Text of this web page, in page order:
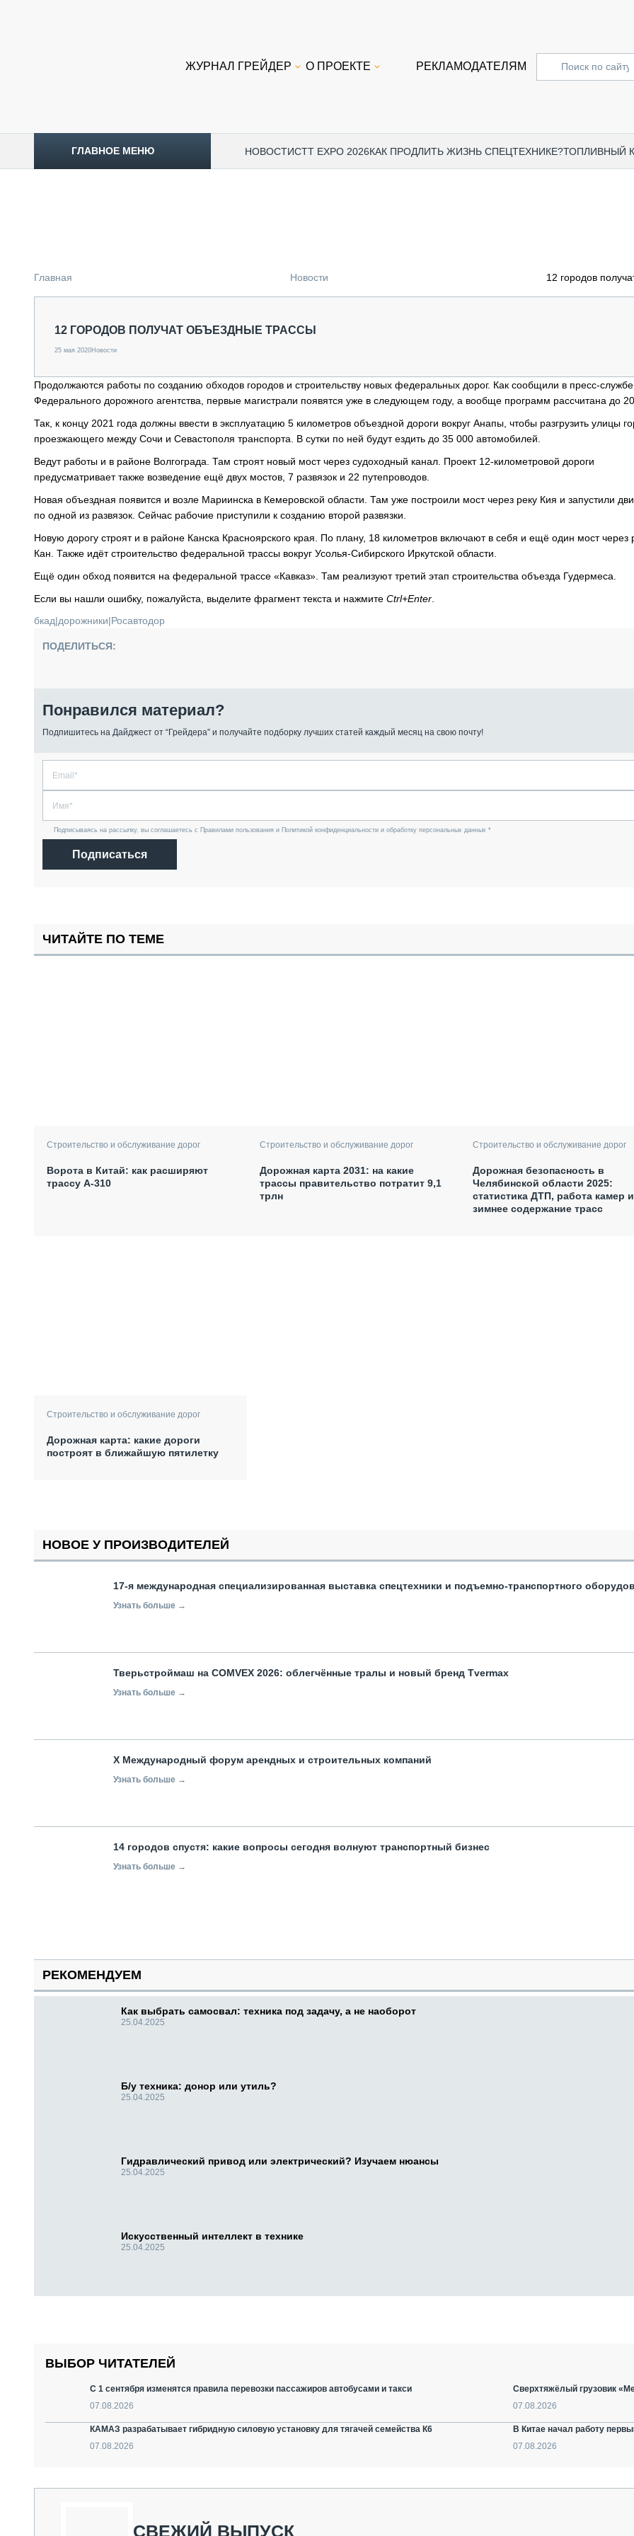
ЖУРНАЛ ГРЕЙДЕР О ПРОЕКТЕ РЕКЛАМОДАТЕЛЯМ
ГЛАВНОЕ МЕНЮ НОВОСТИCTT EXPO 2026КАК ПРОДЛИТЬ ЖИЗНЬ СПЕЦТЕХНИКЕ?ТОПЛИВНЫЙ
ОБЗОР РЫНКА
ТЕХНИКА КРУПНЫМ ПЛАНОМ
ИСПЫТАТЕЛИ
ТЕХНОЛОГИИ
ДОРОЖНАЯ ИНДУСТРИЯ
СЕРВИСМЕНЫ
МЕРОПРИЯТИЯ
Главная Новости 12 городов
12 ГОРОДОВ ПОЛУЧАТ ОБЪЕЗДНЫЕ ТРАССЫ
25 мая 2020Новости
Продолжаются работы по созданию обходов городов и строительству новых федеральных дорог. Как сообщили в пресс-службе
Федерального дорожного агентства, первые магистрали появятся уже в следующем году, а вообще программ рассчитана до
Так, к концу 2021 года должны ввести в эксплуатацию 5 километров объездной дороги вокруг Анапы, чтобы разгрузить улицы
проезжающего между Сочи и Севастополя транспорта. В сутки по ней будут ездить до 35 000 автомобилей.
Ведут работы и в районе Волгограда. Там строят новый мост через судоходный канал. Проект 12-километровой дороги
предусматривает также возведение ещё двух мостов, 7 развязок и 22 путепроводов.
Новая объездная появится и возле Мариинска в Кемеровской области. Там уже построили мост через реку Кия и запустили
по одной из развязок. Сейчас рабочие приступили к созданию второй развязки.
Новую дорогу строят и в районе Канска Красноярского края. По плану, 18 километров включают в себя и ещё один мост через
Кан. Также идёт строительство федеральной трассы вокруг Усолья-Сибирского Иркутской области.
Ещё один обход появится на федеральной трассе «Кавказ». Там реализуют третий этап строительства объезда Гудермеса.
Если вы нашли ошибку, пожалуйста, выделите фрагмент текста и нажмите Ctrl+Enter
бкад|дорожники|Росавтодор
ПОДЕЛИТЬСЯ:
Понравился материал?
Подпишитесь на Дайджест от “Грейдера” и получайте подборку лучших статей каждый месяц на свою почту!
Подписываясь на рассылку, вы соглашаетесь с Правилами пользования и Политикой конфиденциальности и обработку персональных данных *
Подписаться
ЧИТАЙТЕ ПО ТЕМЕ
Строительство и обслуживание дорог
Ворота в Китай: как расширяют
трассу А-310
Строительство и обслуживание дорог
Дорожная карта 2031: на какие
трассы правительство потратит 9,1
трлн
Строительство и обслуживание дорог
Дорожная безопасность в
Челябинской области 2025:
статистика ДТП, работа камер и
зимнее содержание трасс
Строительство и обслуживание дорог
Дорожная карта: какие дороги
построят в ближайшую пятилетку
НОВОЕ У ПРОИЗВОДИТЕЛЕЙ
17-я международная специализированная выставка спецтехники и подъемно-транспортного
Узнать больше →
Тверьстроймаш на COMVEX 2026: облегчённые тралы и новый бренд Tvermax
Узнать больше →
X Международный форум арендных и строительных компаний
Узнать больше →
14 городов спустя: какие вопросы сегодня волнуют транспортный бизнес
Узнать больше →
РЕКОМЕНДУЕМ
Как выбрать самосвал: техника под задачу, а не наоборот
25.04.2025
Б/у техника: донор или утиль?
25.04.2025
Гидравлический привод или электрический? Изучаем нюансы
25.04.2025
Искусственный интеллект в технике
25.04.2025
ВЫБОР ЧИТАТЕЛЕЙ
С 1 сентября изменятся правила перевозки пассажиров автобусами и такси
07.08.2026
Сверхтяжёлый грузовик
07.08.2026
КАМАЗ разрабатывает гибридную силовую установку для тягачей семейства К6
07.08.2026
В Китае начал работу
07.08.2026
СВЕЖИЙ ВЫПУСК